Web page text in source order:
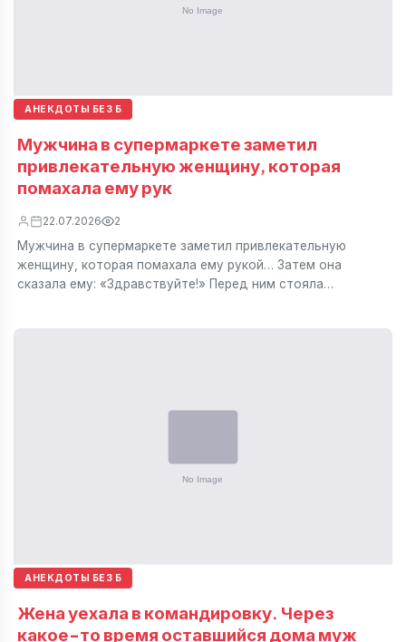
АНЕКДОТЫ БЕЗ Б
Мужчина в супермаркете заметил
привлекательную женщину, которая
помахала ему рук
22.07.2026 2
Мужчина в супермаркете заметил привлекательную
женщину, которая помахала ему рукой… Затем она
сказала ему: «Здравствуйте!» Перед ним стояла…
АНЕКДОТЫ БЕЗ Б
Жена уехала в командировку. Через
какое-то время оставшийся дома муж